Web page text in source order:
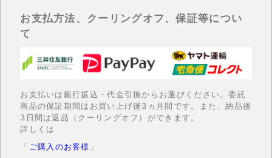
お支払方法、クーリングオフ、保証等につい
て
お支払いは銀行振込・代金引換からお選びください。委託
商品の保証期間はお買い上げ後3ヵ月間です。また、納品後
3日間は返品（クーリングオフ）ができます。
詳しくは
「 ご購入のお客様 」